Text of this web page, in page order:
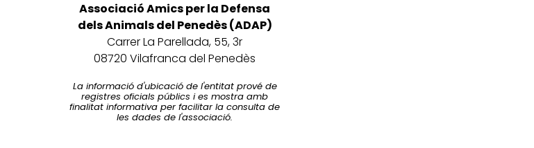
Associació Amics per la Defensa
dels Animals del Penedès (ADAP)
Carrer La Parellada, 55, 3r
08720 Vilafranca del Penedès
La informació d'ubicació de l'entitat prové de
registres oficials públics i es mostra amb
finalitat informativa per facilitar la consulta de
les dades de l'associació.